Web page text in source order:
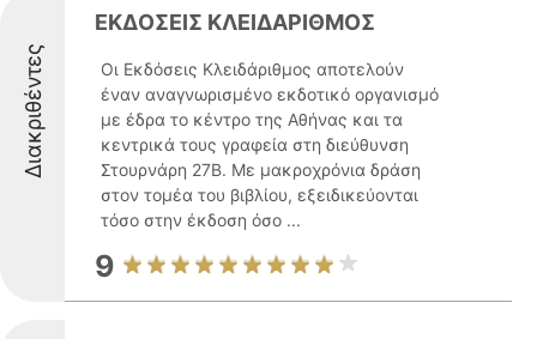
Διακριθέντες
ΕΚΔΟΣΕΙΣ ΚΛΕΙΔΑΡΙΘΜΟΣ
Οι Εκδόσεις Κλειδάριθμος αποτελούν
έναν αναγνωρισμένο εκδοτικό οργανισμό
με έδρα το κέντρο της Αθήνας και τα
κεντρικά τους γραφεία στη διεύθυνση
Στουρνάρη 27Β. Με μακροχρόνια δράση
στον τομέα του βιβλίου, εξειδικεύονται
τόσο στην έκδοση όσο ...
9